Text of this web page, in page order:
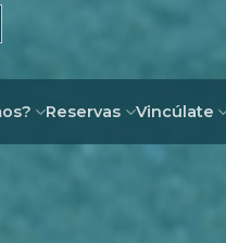
Reservas Vincúlate